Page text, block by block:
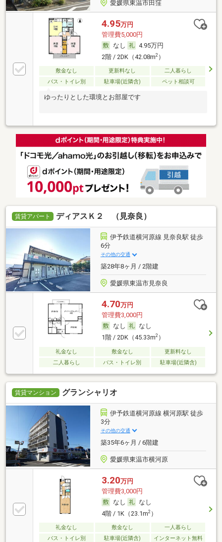
愛媛県東温市田窪
4.95万円
管理費5,000円
なし
4.95万円
2階 / 2DK（42.08m2）
敷金なし 更新料なし
二人暮らし
バス・トイレ別
駐車場(近隣含) ペット相談可
ゆったりとした環境とお部屋です
賃貸アパート ディアスＫ２ （見奈良）
伊予鉄道横河原線 見奈良駅 徒歩
6分
その他の交通
築28年8ヶ月 / 2階建
愛媛県東温市見奈良
4.70万円
管理費3,000円
なし
なし
1階 / 2DK（45.33m2）
礼金なし 敷金なし
更新料なし
二人暮らし
バス・トイレ別 駐車場(近隣含)
賃貸マンション グランシャリオ
伊予鉄道横河原線 横河原駅 徒歩
3分
その他の交通
築35年6ヶ月 / 6階建
愛媛県東温市横河原
3.20万円
管理費3,000円
なし
なし
4階 / 1K（23.1m2）
礼金なし 敷金なし
一人暮らし
バス・トイレ別
駐車場(近隣含) インターネット無料